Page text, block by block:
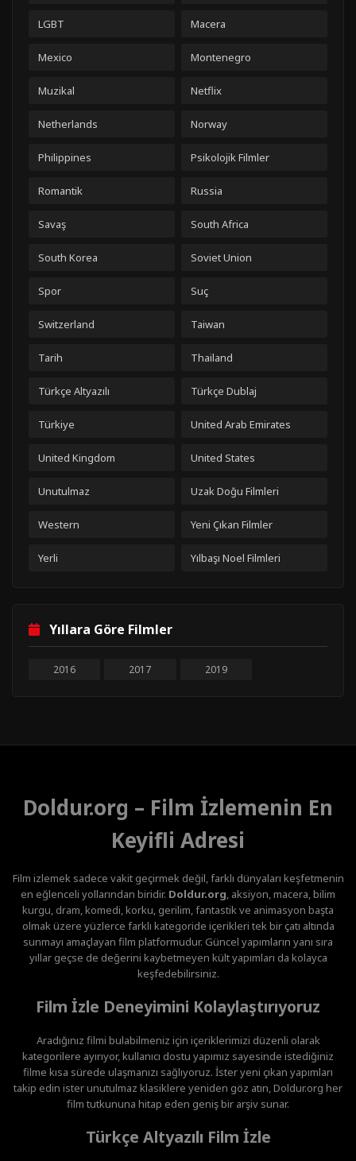
LGBT Macera
Mexico Montenegro
Muzikal Netflix
Netherlands Norway
Philippines Psikolojik Filmler
Romantik Russia
Savaş South Africa
South Korea Soviet Union
Spor Suç
Switzerland Taiwan
Tarih Thailand
Türkçe Altyazılı Türkçe Dublaj
Türkiye United Arab Emirates
United Kingdom United States
Unutulmaz Uzak Doğu Filmleri
Western Yeni Çıkan Filmler
Yerli Yılbaşı Noel Filmleri
Yıllara Göre Filmler
2016 2017 2019
Doldur.org – Film İzlemenin En
Keyifli Adresi
Film izlemek sadece vakit geçirmek değil, farklı dünyaları keşfetmenin
en eğlenceli yollarından biridir. Doldur.org, aksiyon, macera, bilim
kurgu, dram, komedi, korku, gerilim, fantastik ve animasyon başta
olmak üzere yüzlerce farklı kategoride içerikleri tek bir çatı altında
sunmayı amaçlayan film platformudur. Güncel yapımların yanı sıra
yıllar geçse de değerini kaybetmeyen kült yapımları da kolayca
keşfedebilirsiniz.
Film İzle Deneyimini Kolaylaştırıyoruz
Aradığınız filmi bulabilmeniz için içeriklerimizi düzenli olarak
kategorilere ayırıyor, kullanıcı dostu yapımız sayesinde istediğiniz
filme kısa sürede ulaşmanızı sağlıyoruz. İster yeni çıkan yapımları
takip edin ister unutulmaz klasiklere yeniden göz atın, Doldur.org her
film tutkununa hitap eden geniş bir arşiv sunar.
Türkçe Altyazılı Film İzle